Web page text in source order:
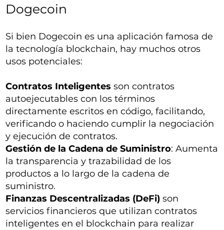
Dogecoin
Si bien Dogecoin es una aplicación famosa de
la tecnología blockchain, hay muchos otros
usos potenciales:
Contratos Inteligentes son contratos
autoejecutables con los términos
directamente escritos en código, facilitando,
verificando o haciendo cumplir la negociación
y ejecución de contratos.
Gestión de la Cadena de Suministro: Aumenta
la transparencia y trazabilidad de los
productos a lo largo de la cadena de
suministro.
Finanzas Descentralizadas (DeFi) son
servicios financieros que utilizan contratos
inteligentes en el blockchain para realizar